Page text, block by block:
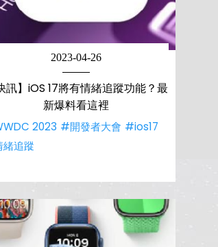
2023-04-26
訊】iOS 17將有情緒追蹤功能？最
新爆料看這裡
2023 #開發者大會 #ios17
追蹤